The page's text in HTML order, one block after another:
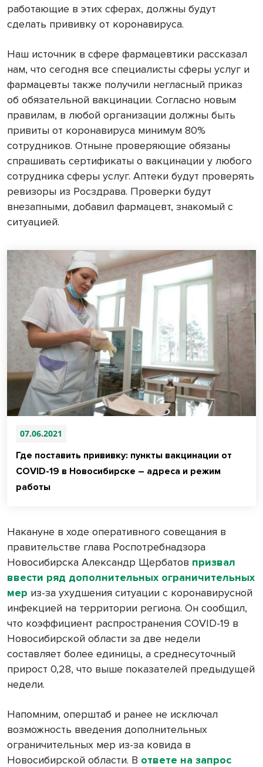
работающие в этих сферах, должны будут
сделать прививку от коронавируса.
Наш источник в сфере фармацевтики рассказал
нам, что сегодня все специалисты сферы услуг и
фармацевты также получили негласный приказ
об обязательной вакцинации. Согласно новым
правилам, в любой организации должны быть
привиты от коронавируса минимум 80%
сотрудников. Отныне проверяющие обязаны
спрашивать сертификаты о вакцинации у любого
сотрудника сферы услуг. Аптеки будут проверять
ревизоры из Росздрава. Проверки будут
внезапными, добавил фармацевт, знакомый с
ситуацией.
07.06.2021
Где поставить прививку: пункты вакцинации от
COVID-19 в Новосибирске – адреса и режим
работы
Накануне в ходе оперативного совещания в
правительстве глава Роспотребнадзора
Новосибирска Александр Щербатов призвал
ввести ряд дополнительных ограничительных
мер из-за ухудшения ситуации с коронавирусной
инфекцией на территории региона. Он сообщил,
что коэффициент распространения COVID-19 в
Новосибирской области за две недели
составляет более единицы, а среднесуточный
прирост 0,28, что выше показателей предыдущей
недели.
Напомним, оперштаб и ранее не исключал
возможность введения дополнительных
ограничительных мер из-за ковида в
Новосибирской области. В ответе на запрос